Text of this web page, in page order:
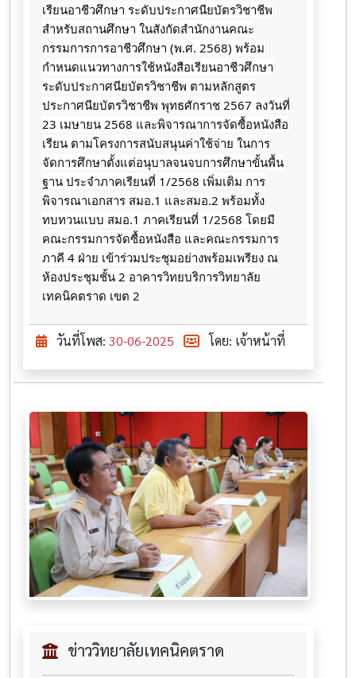
เรียนอาชีวศึกษา ระดับประกาศนียบัตรวิชาชีพ
สำหรับสถานศึกษา ในสังกัดสำนักงานคณะ
กรรมการการอาชีวศึกษา (พ.ศ. 2568) พร้อม
กำหนดแนวทางการใช้หนังสือเรียนอาชีวศึกษา
ระดับประกาศนียบัตรวิชาชีพ ตามหลักสูตร
ประกาศนียบัตรวิชาชีพ พุทธศักราช 2567 ลงวันที่
23 เมษายน 2568 และพิจารณาการจัดซื้อหนังสือ
เรียน ตามโครงการสนับสนุนค่าใช้จ่าย ในการ
จัดการศึกษาตั้งแต่อนุบาลจนจบการศึกษาขั้นพื้น
ฐาน ประจำภาคเรียนที่ 1/2568 เพิ่มเติม การ
พิจารณาเอกสาร สมอ.1 และสมอ.2 พร้อมทั้ง
ทบทวนแบบ สมอ.1 ภาคเรียนที่ 1/2568 โดยมี
คณะกรรมการจัดซื้อหนังสือ และคณะกรรมการ
ภาคี 4 ฝ่าย เข้าร่วมประชุมอย่างพร้อมเพรียง ณ
ห้องประชุมชั้น 2 อาคารวิทยบริการวิทยาลัย
เทคนิคตราด เขต 2
วันที่โพส: 30-06-2025 โดย: เจ้าหน้าที่
ข่าววิทยาลัยเทคนิคตราด